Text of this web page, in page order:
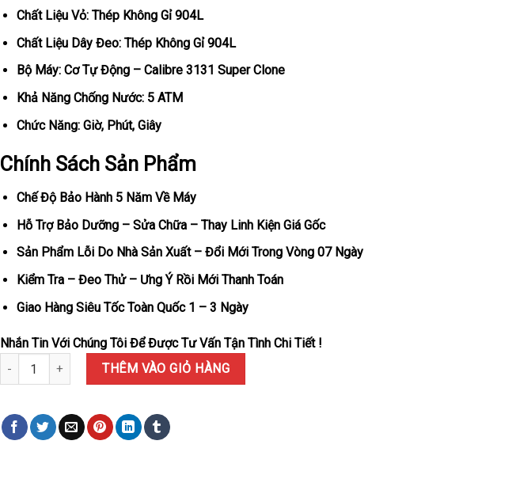
Chất Liệu Vỏ: Thép Không Gỉ 904L
Chất Liệu Dây Đeo: Thép Không Gỉ 904L
Bộ Máy: Cơ Tự Động – Calibre 3131 Super Clone
Khả Năng Chống Nước: 5 ATM
Chức Năng: Giờ, Phút, Giây
Chính Sách Sản Phẩm
Chế Độ Bảo Hành 5 Năm Về Máy
Hỗ Trợ Bảo Dưỡng – Sửa Chữa – Thay Linh Kiện Giá Gốc
Sản Phẩm Lỗi Do Nhà Sản Xuất – Đổi Mới Trong Vòng 07 Ngày
Kiểm Tra – Đeo Thử – Ưng Ý Rồi Mới Thanh Toán
Giao Hàng Siêu Tốc Toàn Quốc 1 – 3 Ngày
Nhắn Tin Với Chúng Tôi Để Được Tư Vấn Tận Tình Chi Tiết !
Đồng Hồ Rolex Datejust Who Cares I'm Already Late Mặt Trắng Font Xanh 1:1 Replica 41mm số lượng
THÊM VÀO GIỎ HÀNG